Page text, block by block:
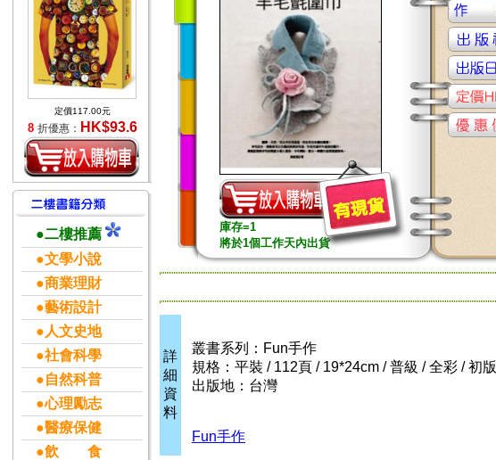
定價117.00元
8 折優惠： HK$93.6
●二樓推薦
●文學小說
●商業理財
●藝術設計
●人文史地
●社會科學
●自然科普
●心理勵志
●醫療保健
●飲 食
庫存=1
將於1個工作天內出貨
詳
細
資
料
叢書系列：Fun手作
規格：平裝 / 112頁 / 19*24cm / 普級 / 全彩 / 初版
出版地：台灣
Fun手作